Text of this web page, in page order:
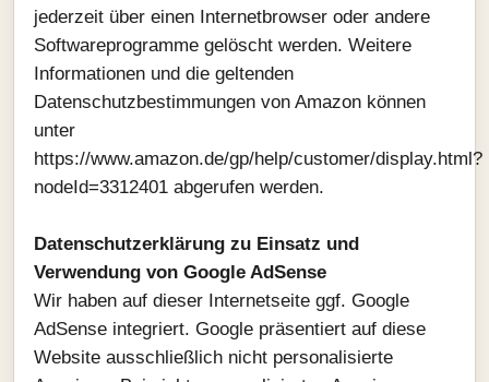
jederzeit über einen Internetbrowser oder andere
Softwareprogramme gelöscht werden. Weitere
Informationen und die geltenden
Datenschutzbestimmungen von Amazon können
unter
https://www.amazon.de/gp/help/customer/display.html?
nodeId=3312401 abgerufen werden.
Datenschutzerklärung zu Einsatz und
Verwendung von Google AdSense
Wir haben auf dieser Internetseite ggf. Google
AdSense integriert. Google präsentiert auf diese
Website ausschließlich nicht personalisierte